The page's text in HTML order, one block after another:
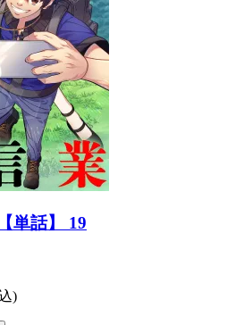
単話】 19
)